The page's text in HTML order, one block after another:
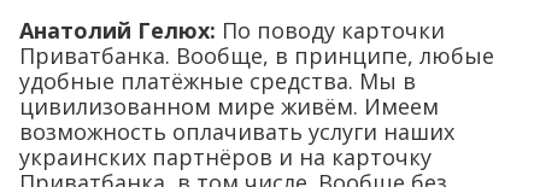
Анатолий Гелюх: По поводу карточки
Приватбанка. Вообще, в принципе, любые
удобные платёжные средства. Мы в
цивилизованном мире живём. Имеем
возможность оплачивать услуги наших
украинских партнёров и на карточку